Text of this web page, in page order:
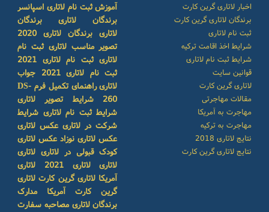
آموزش ثبت نام لاتاری اسپانسر
برندگان لاتاری
برندگان
لاتاری برندگان لاتاری 2020
تصویر مناسب لاتاری ثبت نام
لاتاری ثبت نام لاتاری 2021
ثبت نام لاتاری 2021
جواب
لاتاری
راهنمای تکمیل فرم DS-
260
شرایط تصویر لاتاری
شرایط ثبت نام لاتاری شرایط
شرکت در لاتاری عکس لاتاری
عکس لاتاری نوزاد عکس لاتاری
کودک قبولی در لاتاری لاتاری
لاتاریلاتاری 2021
لاتاری
آمریکا لاتاری گرین کارت لاتاری
گرین کارت آمریکا
مدارک
برندگان لاتاری مصاحبه سفارت
اخبار لاتاری گرین کارت
برندگان لاتاری گرین کارت
ثبت نام لاتاری
شرایط اخذ اقامت ترکیه
شرایط ثبت نام لاتاری
قوانین سایت
لاتاری گرین کارت
مقالات مهاجرتی
مهاجرت به آمریکا
مهاجرت به ترکیه
نتایج لاتاری 2018
نتایج لاتاری گرین کارت